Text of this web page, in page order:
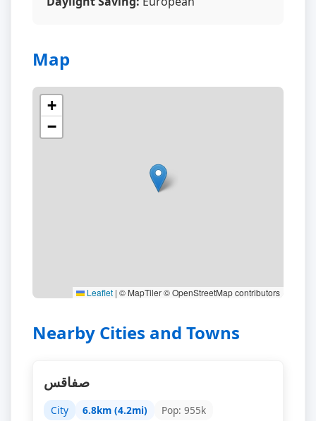
Map
+
−
Leaflet | © MapTiler © OpenStreetMap contributors
Nearby Cities and Towns
صفاقس
City 6.8km (4.2mi)
Pop: 955k